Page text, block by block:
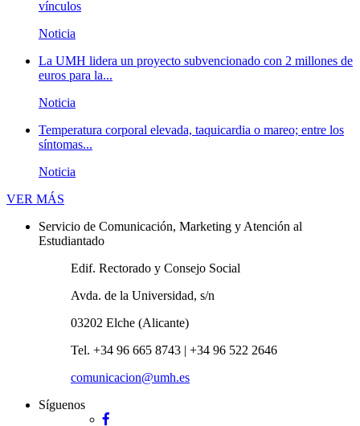
vínculos
Noticia
La UMH lidera un proyecto subvencionado con 2 millones de
euros para la...
Noticia
Temperatura corporal elevada, taquicardia o mareo; entre los
síntomas...
Noticia
VER MÁS
Servicio de Comunicación, Marketing y Atención al
Estudiantado
Edif. Rectorado y Consejo Social
Avda. de la Universidad, s/n
03202 Elche (Alicante)
Tel. +34 96 665 8743 | +34 96 522 2646
comunicacion@umh.es
Síguenos
Facebook